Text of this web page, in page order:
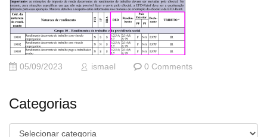
05/09/2023 ismael 0 Comments
Categorias
Categorias